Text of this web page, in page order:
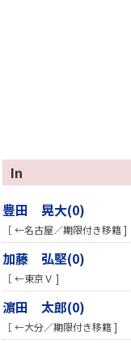
In
豊田 晃大(0)
［ ←名古屋／期限付き移籍 ]
加藤 弘堅(0)
［ ←東京Ｖ ]
濵田 太郎(0)
［ ←大分／期限付き移籍 ]